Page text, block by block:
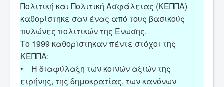
Πολιτική και Πολιτική Ασφάλειας (ΚΕΠΠΑ)
καθορίστηκε σαν ένας από τους βασικούς
πυλώνες πολιτικών της Ένωσης.
Το 1999 καθορίστηκαν πέντε στόχοι της
ΚΕΠΠΑ:
• Η διαφύλαξη των κοινών αξιών της
ειρήνης, της δημοκρατίας, των κανόνων